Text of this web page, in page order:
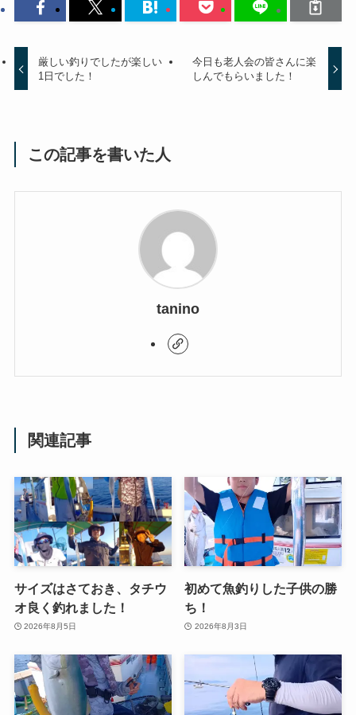
厳しい釣りでしたが楽しい
1日でした！
今日も老人会の皆さんに楽
しんでもらいました！
この記事を書いた人
tanino
関連記事
サイズはさておき、タチウ
オ良く釣れました！
2026年8月5日
初めて魚釣りした子供の勝
ち！
2026年8月3日